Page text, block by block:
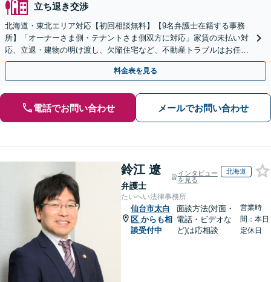
立ち退き交渉
北海道・東北エリア対応【初回相談無料】【9名弁護士在籍する事務
所】「オーナーさま側・テナントさま側双方に対応」家賃の未払い対
応、立退・建物の明け渡し、欠陥住宅など、不動産トラブルはお任せ
ください「早期相談で損失を最小限に」
料金表を見る
電話でお問い合わせ メールでお問い合わせ
鈴江 遼
弁護士
インタビュー
を見る
北海道
たいへい法律事務所
仙台市太白
区 からも相
談受付中
面談方法(対面・
電話・ビデオな
ど)は応相談
営業時
間：本日
定休日